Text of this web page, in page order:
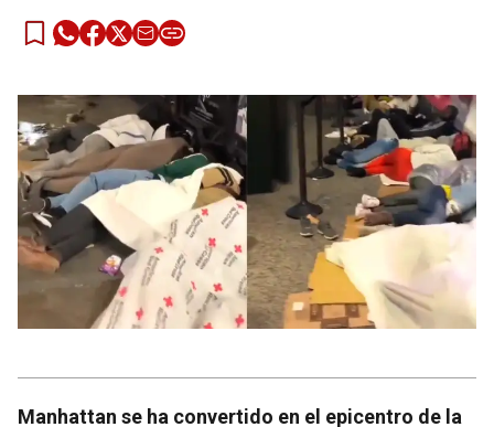
Manhattan se ha convertido en el epicentro de la